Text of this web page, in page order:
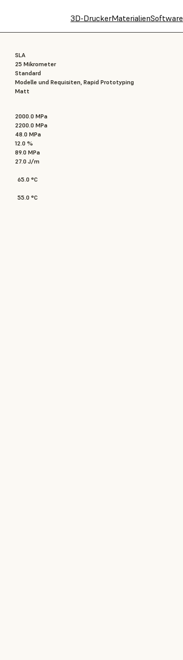
3D-DruckerMaterialienSoftware
SLA
25 Mikrometer
Standard
Modelle und Requisiten, Rapid Prototyping
Matt
2000.0 MPa
2200.0 MPa
48.0 MPa
12.0 %
89.0 MPa
27.0 J/m
65.0 °C
55.0 °C